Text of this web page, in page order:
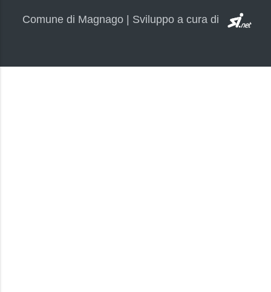
Comune di Magnago | Sviluppo a cura di